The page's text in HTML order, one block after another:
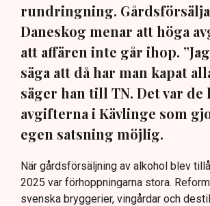
rundringning.
Daneskog menar att höga
att affären inte går ihop.
säga att då har man kapat
säger han till TN. Det var de
avgifterna i Kävlinge som
egen satsning möjlig.
När gårdsförsäljning av alkohol blev
2025 var förhoppningarna stora.
svenska bryggerier, vingårdar och